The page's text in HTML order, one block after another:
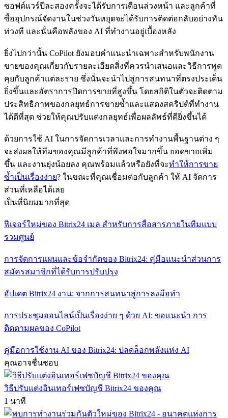
ซอฟต์แวร์ปีละสองครั้งจะได้รับการเตือนล่วงหน้า และลูกค้าที่
ซื้ออุปกรณ์จัดงานในช่วงวันหยุดจะได้รับการติดต่อกลับอย่างทัน
ท่วงที และนั่นคือพลังของ AI ที่ทำงานอยู่เบื้องหลัง
ยิ่งไปกว่านั้น CoPilot ยังมอบคำแนะนำเฉพาะสำหรับพนักงาน
ขายของคุณเกี่ยวกับรายละเอียดสิ่งที่ควรนำเสนอและวิธีการพูด
คุยกับลูกค้าแต่ละราย ซึ่งนั่นจะนำไปสู่การสนทนาที่ตรงประเด็น
ยิ่งขึ้นและอัตราการปิดการขายที่สูงขึ้น โดยสถิติในตัวจะติดตาม
ประสิทธิภาพของกลยุทธ์การขายซ้ำและแสดงสคริปต์ที่ทำงาน
ได้ดีที่สุด ช่วยให้คุณปรับแต่งกลยุทธ์เพื่อผลลัพธ์ที่ดียิ่งขึ้นได้
ด้วยการใช้ AI ในการจัดการเวลาและการทำงานพื้นฐานต่าง ๆ
จะส่งผลให้ทีมของคุณมีลูกค้าที่พึงพอใจมากขึ้น ยอดขายเพิ่ม
ขึ้น และงานยุ่งน้อยลง คุณพร้อมแล้วหรือยังที่จะทำให้การขาย
ซ้ำเป็นเรื่องง่าย? ในขณะที่คุณเชื่อมต่อกับลูกค้า ให้ AI จัดการ
ส่วนที่เหลือได้เลย
เป็นที่นิยมมากที่สุด
ฟีเจอร์ใหม่ของ Bitrix24 เมล สำหรับการสื่อสารภายในทีมแบบ
รวมศูนย์
การจัดการแผนและข้อจำกัดของ Bitrix24: คู่มือแนะนำส่วนการ
สมัครสมาชิกที่ได้รับการปรับปรุง
อัปเดต Bitrix24 งาน: จากการสนทนาสู่การลงมือทำ
การประชุมออนไลน์เป็นเรื่องง่าย ๆ ด้วย AI: ขอแนะนำ การ
ติดตามผลของ CoPilot
คู่มือการใช้งาน AI ของ Bitrix24: ปลดล็อกพลังแห่ง AI
คุณอาจชื่นชอบ
วิธีปรับแต่งอินเทอร์เฟซบัญชี Bitrix24 ของคุณ
1 นาที